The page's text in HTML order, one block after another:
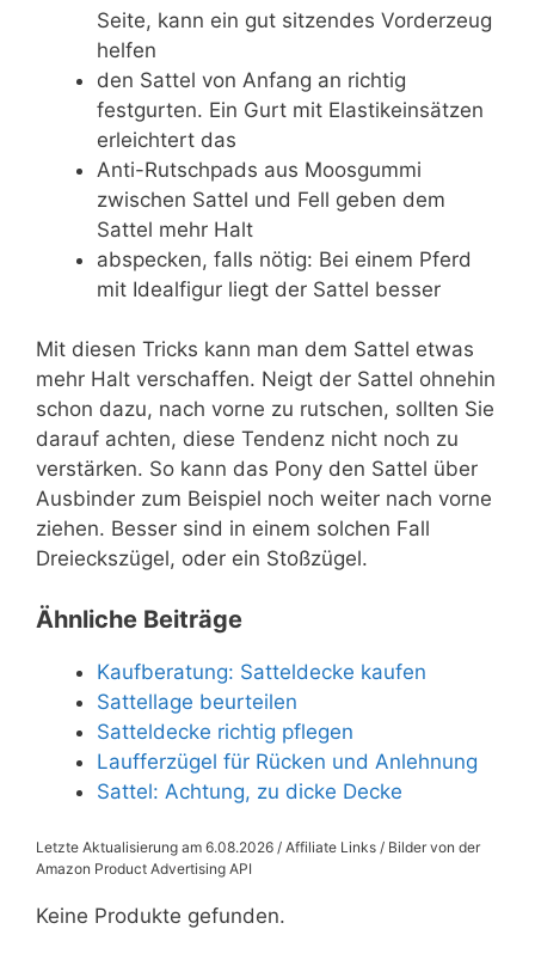
Seite, kann ein gut sitzendes Vorderzeug
helfen
den Sattel von Anfang an richtig
festgurten. Ein Gurt mit Elastikeinsätzen
erleichtert das
Anti-Rutschpads aus Moosgummi
zwischen Sattel und Fell geben dem
Sattel mehr Halt
abspecken, falls nötig: Bei einem Pferd
mit Idealfigur liegt der Sattel besser
Mit diesen Tricks kann man dem Sattel etwas
mehr Halt verschaffen. Neigt der Sattel ohnehin
schon dazu, nach vorne zu rutschen, sollten Sie
darauf achten, diese Tendenz nicht noch zu
verstärken. So kann das Pony den Sattel über
Ausbinder zum Beispiel noch weiter nach vorne
ziehen. Besser sind in einem solchen Fall
Dreieckszügel, oder ein Stoßzügel.
Ähnliche Beiträge
Kaufberatung: Satteldecke kaufen
Sattellage beurteilen
Satteldecke richtig pflegen
Laufferzügel für Rücken und Anlehnung
Sattel: Achtung, zu dicke Decke
Letzte Aktualisierung am 6.08.2026 / Affiliate Links / Bilder von der
Amazon Product Advertising API
Keine Produkte gefunden.